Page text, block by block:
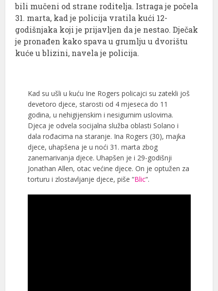
bili mučeni od strane roditelja. Istraga je počela
31. marta, kad je policija vratila kući 12-
godišnjaka koji je prijavljen da je nestao. Dječak
je pronađen kako spava u grumlju u dvorištu
kuće u blizini, navela je policija.
Kad su ušli u kuću Ine Rogers policajci su zatekli još
devetoro djece, starosti od 4 mjeseca do 11
godina, u nehigijenskim i nesigurnim uslovima.
Djeca je odvela socijalna služba oblasti Solano i
dala rođacima na staranje. Ina Rogers (30), majka
djece, uhapšena je u noći 31. marta zbog
zanemarivanja djece. Uhapšen je i 29-godišnji
Jonathan Allen, otac većine djece. On je optužen za
torturu i zlostavljanje djece, piše “Blic“.